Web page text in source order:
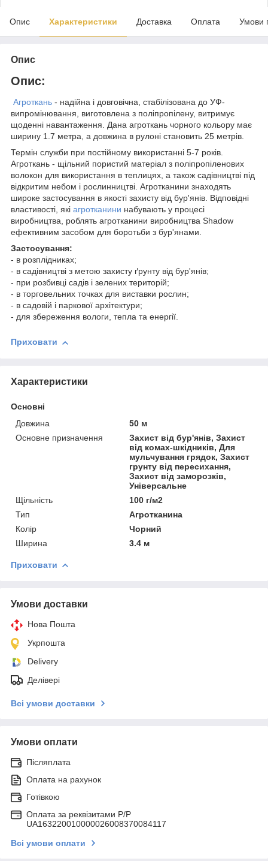
Опис Характеристики Доставка Оплата Умови
Опис
Опис:
Агроткань - надійна і довговічна, стабілізована до УФ-
випромінювання, виготовлена з поліпропілену, витримує
щоденні навантаження. Дана агроткань чорного кольору має
ширину 1.7 метра, а довжина в рулоні становить 25 метрів.
Термін служби при постійному використанні 5-7 років.
Агроткань - щільний пористий матеріал з поліпропіленових
волокон для використання в теплицях, а також садівництві під
відкритим небом і рослинництві. Агротканини знаходять
широке застосування в якості захисту від бур'янів. Відповідні
властивості, які агротканини набувають у процесі
виробництва, роблять агротканини виробництва Shadow
ефективним засобом для боротьби з бур'янами.
Застосування:
- в розплідниках;
- в садівництві з метою захисту ґрунту від бур'янів;
- при розбивці садів і зелених територій;
- в торговельних точках для виставки рослин;
- в садовій і паркової архітектури;
- для збереження вологи, тепла та енергії.
Приховати
Характеристики
Основні
Довжина
50 м
Основне призначення
Захист від бур'янів, Захист
від комах-шкідників, Для
мульчування грядок, Захист
грунту від пересихання,
Захист від заморозків,
Універсальне
Щільність
100 г/м2
Тип
Агротканина
Колір
Чорний
Ширина
3.4 м
Приховати
Умови доставки
Нова Пошта
Укрпошта
Delivery
Делівері
Всі умови доставки
Умови оплати
Післяплата
Оплата на рахунок
Готівкою
Оплата за реквізитами P/Р
UA163220010000026008370084117
Всі умови оплати